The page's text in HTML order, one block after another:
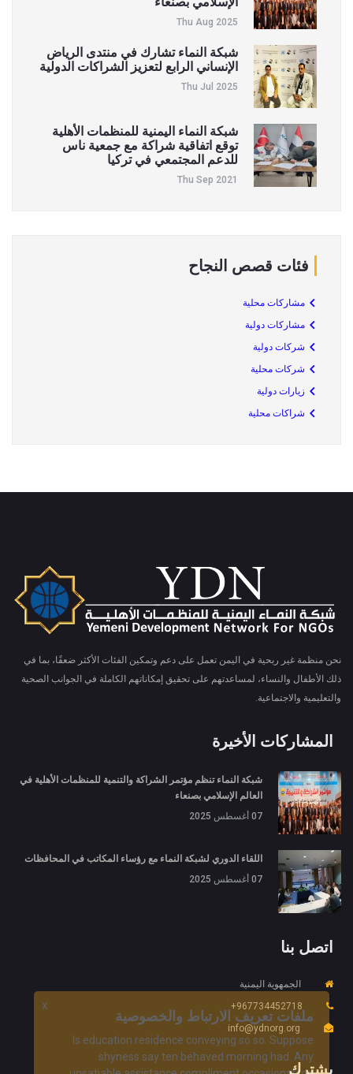
Thu Aug 2025
شبكة النماء تشارك في منتدى الرياض
الإنساني الرابع لتعزيز الشراكات الدولية
Thu Jul 2025
شبكة النماء اليمنية للمنظمات الأهلية
توقع اتفاقية شراكة مع جمعية ناس
للدعم المجتمعي في تركيا
Thu Sep 2021
فئات قصص النجاح
مشاركات محلية
مشاركات دولية
شركات دولية
شركات محلية
زيارات دولية
شراكات محلية
نحن منظمة غير ربحية في اليمن تعمل على دعم وتمكين الفئات الأكثر ضعفًا، بما في
ذلك الأطفال والنساء، لمساعدتهم على تحقيق إمكاناتهم الكاملة في الجوانب الصحية
والتعليمية والاجتماعية.
المشاركات الأخيرة
شبكة النماء تنظم مؤتمر الشراكة والتنمية للمنظمات الأهلية في
العالم الإسلامي بصنعاء
07 أغسطس 2025
اللقاء الدوري لشبكة النماء مع رؤساء المكاتب في المحافظات
07 أغسطس 2025
اتصل بنا
الجمهوية اليمنية
967734452718+
info@ydnorg.org
يشترك
X ملفات تعريف الارتباط والخصوصية
Is education residence conveying so so. Suppose
shyness say ten behaved morning had. Any